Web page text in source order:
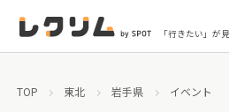
「行きたい」が
TOP 東北 岩手県 イベント